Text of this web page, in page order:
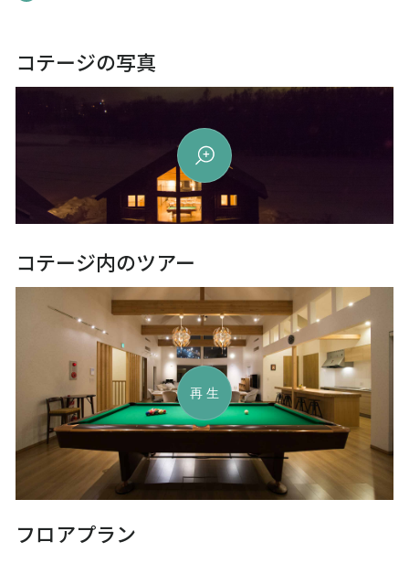
コテージの写真
コテージ内のツアー
再生
フロアプラン